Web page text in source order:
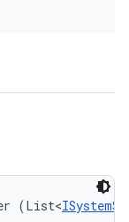
(List<